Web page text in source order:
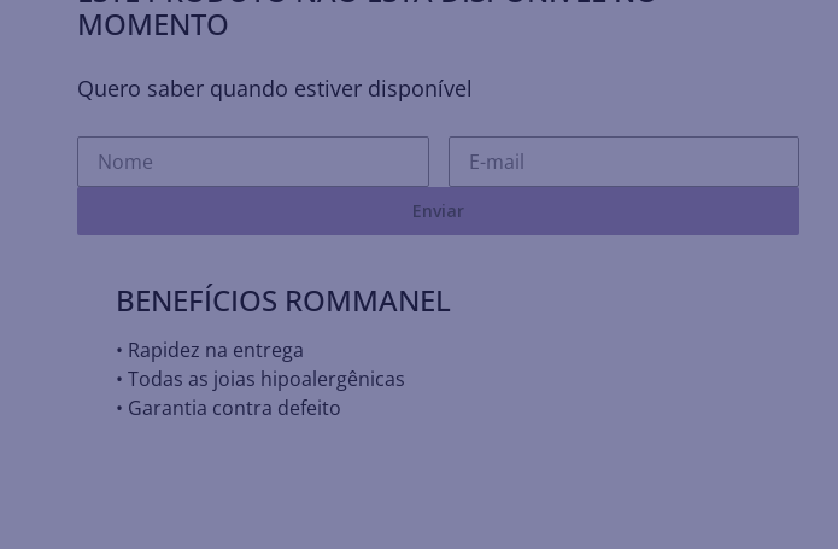
MOMENTO
Quero saber quando estiver disponível
Enviar
BENEFÍCIOS ROMMANEL
• Rapidez na entrega
• Todas as joias hipoalergênicas
• Garantia contra defeito